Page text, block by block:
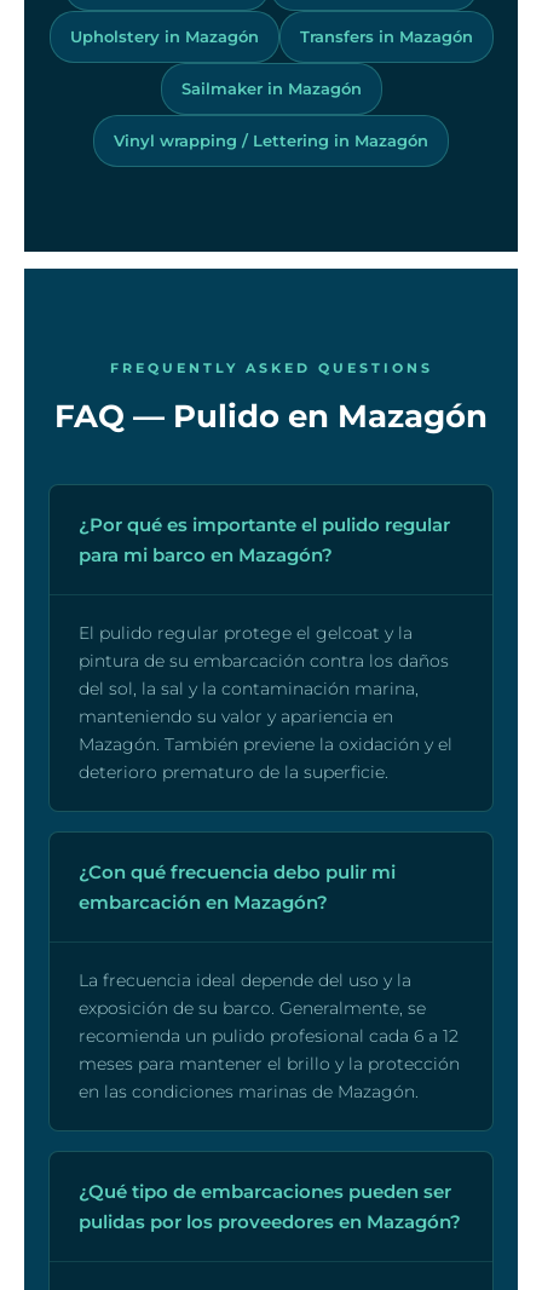
Upholstery in Mazagón Transfers in Mazagón
Sailmaker in Mazagón
Vinyl wrapping / Lettering in Mazagón
FREQUENTLY ASKED QUESTIONS
FAQ — Pulido en Mazagón
¿Por qué es importante el pulido regular
para mi barco en Mazagón?
El pulido regular protege el gelcoat y la
pintura de su embarcación contra los daños
del sol, la sal y la contaminación marina,
manteniendo su valor y apariencia en
Mazagón. También previene la oxidación y el
deterioro prematuro de la superficie.
¿Con qué frecuencia debo pulir mi
embarcación en Mazagón?
La frecuencia ideal depende del uso y la
exposición de su barco. Generalmente, se
recomienda un pulido profesional cada 6 a 12
meses para mantener el brillo y la protección
en las condiciones marinas de Mazagón.
¿Qué tipo de embarcaciones pueden ser
pulidas por los proveedores en Mazagón?